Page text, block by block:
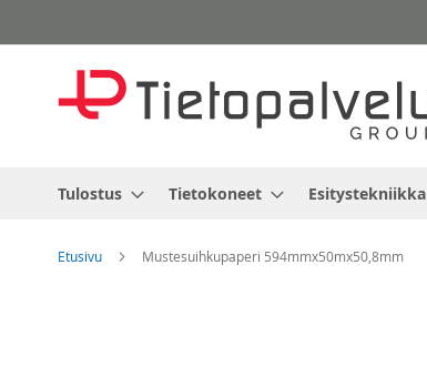
to
Content
Tulostus Tietokoneet Esitystekniikka
Etusivu Mustesuihkupaperi 594mmx50mx50,8mm